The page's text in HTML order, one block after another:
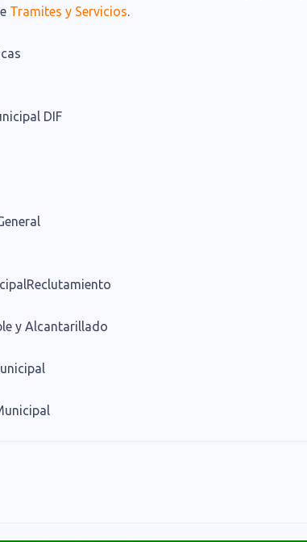
Tramites y Servicios
DIF
y Alcantarillado